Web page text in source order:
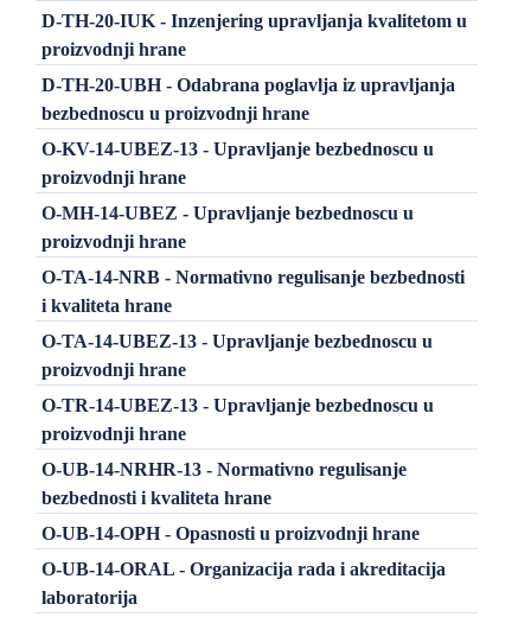
D-TH-20-IUK - Inzenjering upravljanja kvalitetom u
proizvodnji hrane
D-TH-20-UBH - Odabrana poglavlja iz upravljanja
bezbednoscu u proizvodnji hrane
O-KV-14-UBEZ-13 - Upravljanje bezbednoscu u
proizvodnji hrane
O-MH-14-UBEZ - Upravljanje bezbednoscu u
proizvodnji hrane
O-TA-14-NRB - Normativno regulisanje bezbednosti
i kvaliteta hrane
O-TA-14-UBEZ-13 - Upravljanje bezbednoscu u
proizvodnji hrane
O-TR-14-UBEZ-13 - Upravljanje bezbednoscu u
proizvodnji hrane
O-UB-14-NRHR-13 - Normativno regulisanje
bezbednosti i kvaliteta hrane
O-UB-14-OPH - Opasnosti u proizvodnji hrane
O-UB-14-ORAL - Organizacija rada i akreditacija
laboratorija